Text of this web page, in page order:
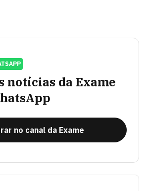
notícias da Exame
no canal da Exame